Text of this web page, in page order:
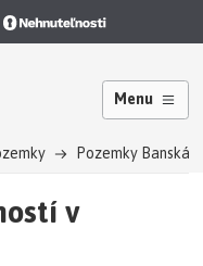
Menu
Pozemky Banská
v